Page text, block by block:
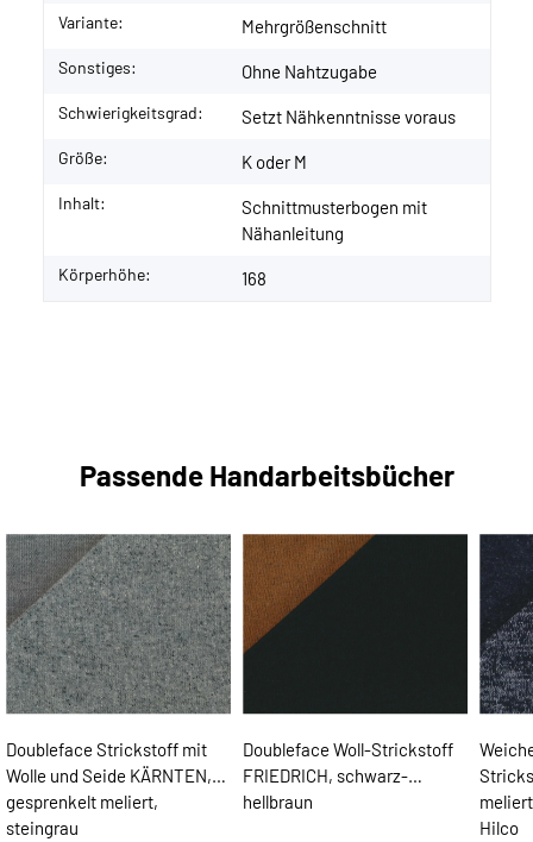
Variante: Mehrgrößenschnitt
Sonstiges: Ohne Nahtzugabe
Schwierigkeitsgrad: Setzt Nähkenntnisse voraus
Größe: K oder M
Inhalt:
Schnittmusterbogen mit
Nähanleitung
Körperhöhe: 168
Passende Handarbeitsbücher
Doubleface Strickstoff mit
Wolle und Seide KÄRNTEN,
gesprenkelt meliert,
steingrau
Doubleface Woll-Strickstoff
FRIEDRICH, schwarz-
hellbraun
Hilco